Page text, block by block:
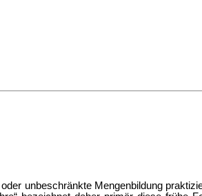
unbeschränkte Mengenbildung